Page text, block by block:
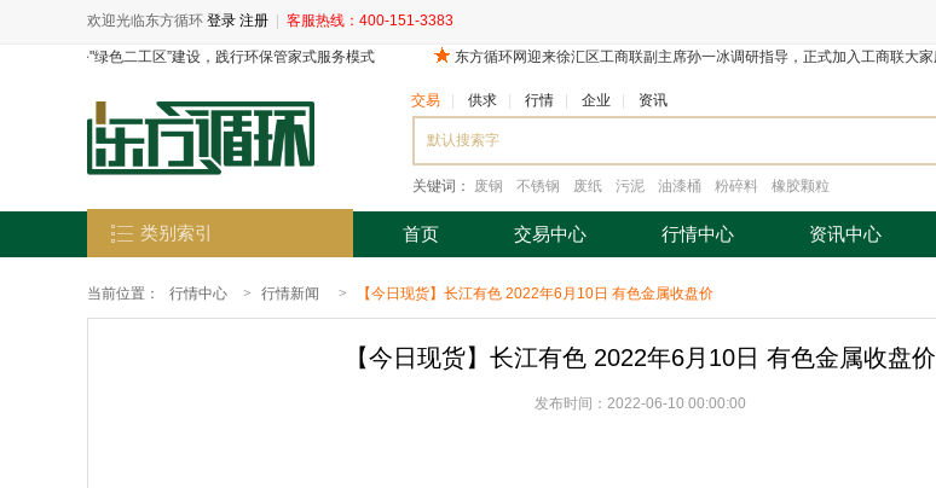
欢迎光临东方循环 登录 注册 客服热线：400-151-3383
交易 供求 行情 企业 资讯
关键词： 废钢 不锈钢 废纸 污泥 油漆桶 粉碎料 橡胶颗粒
类别索引 首页 交易中心 行情中心 资讯中心
当前位置： 行情中心 > 行情新闻 > 【今日现货】长江有色 2022年6月10日 有色金属收盘价
【今日现货】长江有色 2022年6月10日 有色金属收盘价
发布时间：2022-06-10 00:00:00